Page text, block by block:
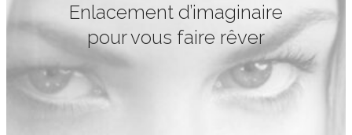
Enlacement d’imaginaire
pour vous faire rêver